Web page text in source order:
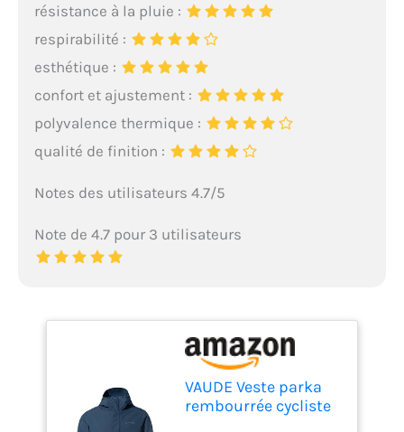
résistance à la pluie :
respirabilité :
esthétique :
confort et ajustement :
polyvalence thermique :
qualité de finition :
Notes des utilisateurs 4.7/5
Note de 4.7 pour 3 utilisateurs
VAUDE Veste parka
rembourrée cycliste